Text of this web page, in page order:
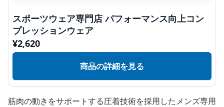
スポーツウェア専門店 パフォーマンス向上コン
プレッションウェア
¥2,620
商品の詳細を見る
筋肉の動きをサポートする圧着技術を採用したメンズ専用